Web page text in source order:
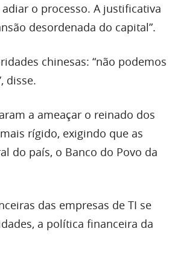
o processo. A justificativa
desordenada do capital”.
chinesas: “não podemos
disse.
a ameaçar o reinado dos
rígido, exigindo que as
do país, o Banco do Povo da
das empresas de TI se
a política financeira da